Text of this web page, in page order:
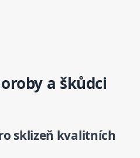
a škůdci
sklizeň kvalitních